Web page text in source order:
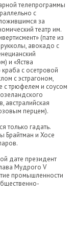
телепрограммы
с
за
театр им.
(пате из
авокадо с
и «Яства
с осетровой
с эстрагоном,
с трюфелем и соусом
австралийская
перцем).
только гадать.
Брайтман и Хосе
дате президент
Мудрого V
промышленности